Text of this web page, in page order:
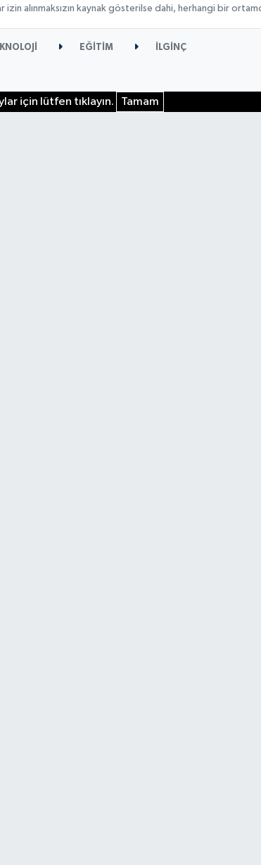
alınmaksızın kaynak gösterilse dahi, herhangi bir
EĞİTİM
İLGİNÇ
için lütfen tıklayın. Tamam